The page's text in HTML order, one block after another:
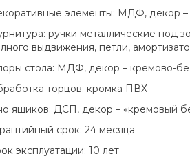
элементы: МДФ, декор –
ручки металлические под
выдвижения, петли,
стола: МДФ, декор – кремово-
торцов: кромка ПВХ
ящиков: ДСП, декор – «кремовый
срок: 24 месяца
эксплуатации: 10 лет